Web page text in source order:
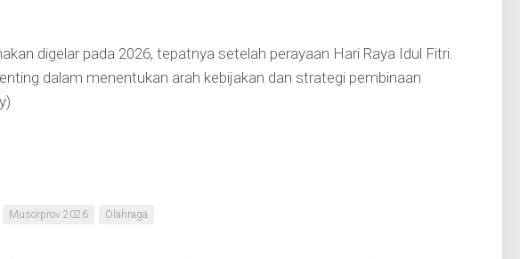
digelar pada 2026, tepatnya setelah perayaan Hari Raya Idul Fitri.
dalam menentukan arah kebijakan dan strategi pembinaan
Musorprov 2026 Olahraga